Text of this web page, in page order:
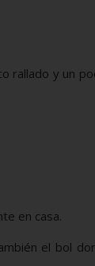
rallado y un
en casa.
el bol